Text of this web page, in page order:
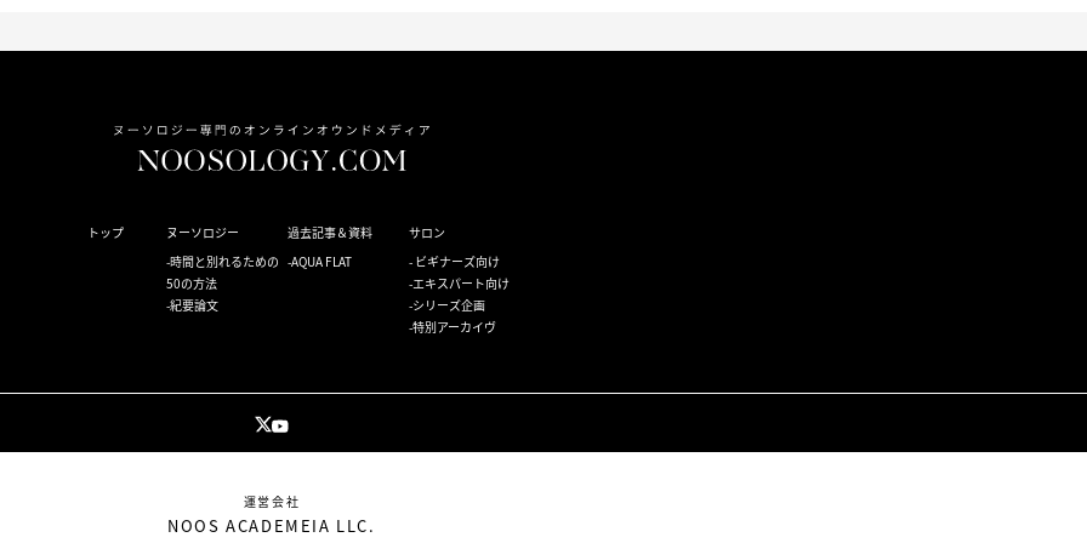
トップ
ヌーソロジー
時間と別れるための
50の方法
紀要論文
過去記事＆資料
AQUA FLAT
サロン
ビギナーズ向け
エキスパート向け
シリーズ企画
特別アーカイヴ
運営会社
NOOS ACADEMEIA LLC.